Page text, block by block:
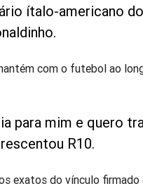
ítalo-americano do
com o futebol ao
para mim e quero
R10.
exatos do vínculo firmado